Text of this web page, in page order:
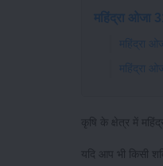
महिंद्रा ओजा
महिंद्रा
महिंद्रा
कृषि के क्षेत्र में
यदि आप भी किसी